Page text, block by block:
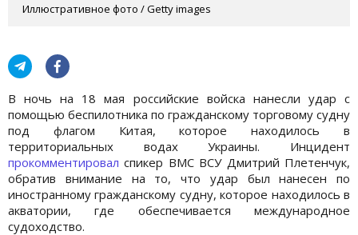
Иллюстративное фото / Getty images
В ночь на 18 мая российские войска нанесли удар с
помощью беспилотника по гражданскому торговому судну
под флагом Китая, которое находилось в
территориальных водах Украины. Инцидент
прокомментировал спикер ВМС ВСУ Дмитрий Плетенчук,
обратив внимание на то, что удар был нанесен по
иностранному гражданскому судну, которое находилось в
акватории, где обеспечивается международное
судоходство.